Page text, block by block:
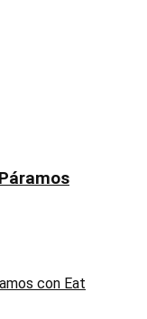
con Eat